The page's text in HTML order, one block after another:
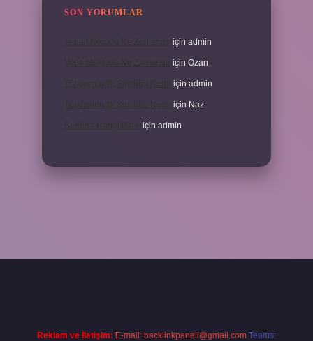
SON YORUMLAR
için admin
için Ozan
için admin
için Naz
için admin
Reklam ve İletişim: E-mail: backlinkpaneli@gmail.com Teams: